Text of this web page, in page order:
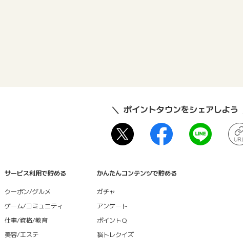
ポイントタウンをシェアしよう
サービス利用で貯める
クーポン/グルメ
ゲーム/コミュニティ
仕事/資格/教育
美容/エステ
かんたんコンテンツで貯める
ガチャ
アンケート
ポイントQ
脳トレクイズ